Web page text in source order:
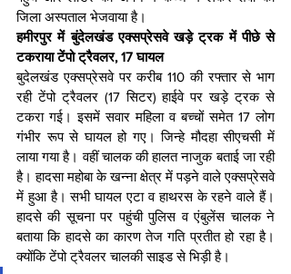
जिला अस्पताल भेजवाया है।
हमीरपुर में बुंदेलखंड एक्सप्रेसवे खड़े ट्रक में पीछे से
टकराया टेंपो ट्रैवलर, 17 घायल
बुदेलखंड एक्सप्रेसवे पर करीब 110 की रफ्तार से भाग
रही टेंपो ट्रैवलर (17 सिटर) हाईवे पर खड़े ट्रक से
टकरा गई। इसमें सवार महिला व बच्चों समेत 17 लोग
गंभीर रूप से घायल हो गए। जिन्हे मौदहा सीएचसी में
लाया गया है। वहीं चालक की हालत नाजुक बताई जा रही
है। हादसा महोबा के खन्ना क्षेत्र में पड़ने वाले एक्सप्रेसवे
में हुआ है। सभी घायल एटा व हाथरस के रहने वाले हैं।
हादसे की सूचना पर पहुंची पुलिस व एंबुलेंस चालक ने
बताया कि हादसे का कारण तेज गति प्रतीत हो रहा है।
क्योंकि टेंपो ट्रैवलर चालकी साइड से भिड़ी है।